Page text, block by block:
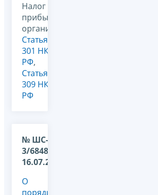
Налог на
прибыль
организаций,
Статья
301 НК
РФ,
Статья
309 НК
РФ
№ ШС-37-
3/6848 от
16.07.2010
О
порядке